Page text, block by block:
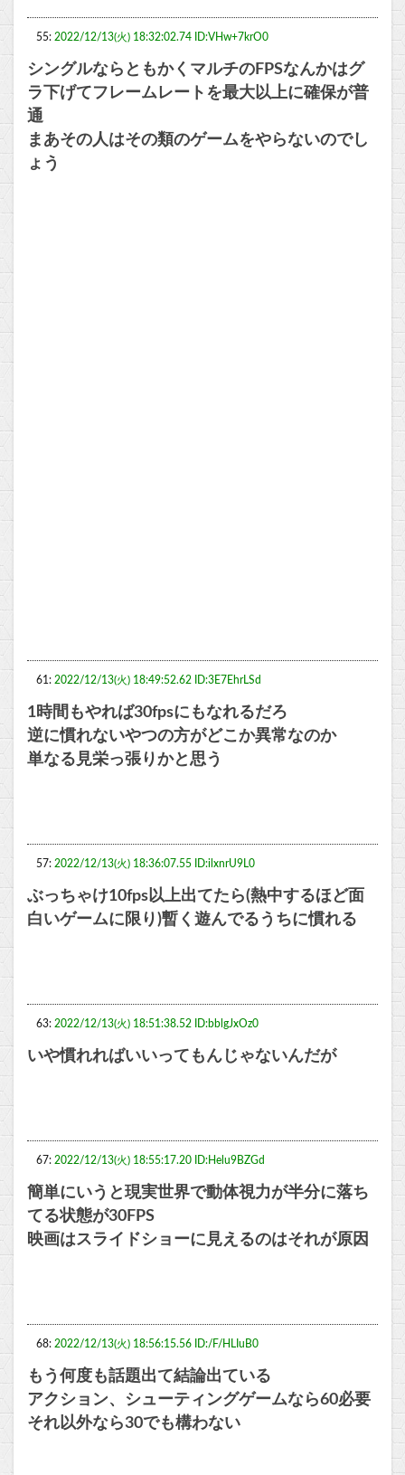
55: 2022/12/13(火) 18:32:02.74 ID:VHw+7krO0
シングルならともかくマルチのFPSなんかはグ
ラ下げてフレームレートを最大以上に確保が普
通
まあその人はその類のゲームをやらないのでし
ょう
61: 2022/12/13(火) 18:49:52.62 ID:3E7EhrLSd
1時間もやれば30fpsにもなれるだろ
逆に慣れないやつの方がどこか異常なのか
単なる見栄っ張りかと思う
57: 2022/12/13(火) 18:36:07.55 ID:ilxnrU9L0
ぶっちゃけ10fps以上出てたら(熱中するほど面
白いゲームに限り)暫く遊んでるうちに慣れる
63: 2022/12/13(火) 18:51:38.52 ID:bblgJxOz0
いや慣れればいいってもんじゃないんだが
67: 2022/12/13(火) 18:55:17.20 ID:Helu9BZGd
簡単にいうと現実世界で動体視力が半分に落ち
てる状態が30FPS
映画はスライドショーに見えるのはそれが原因
68: 2022/12/13(火) 18:56:15.56 ID:/F/HLIuB0
もう何度も話題出て結論出ている
アクション、シューティングゲームなら60必要
それ以外なら30でも構わない